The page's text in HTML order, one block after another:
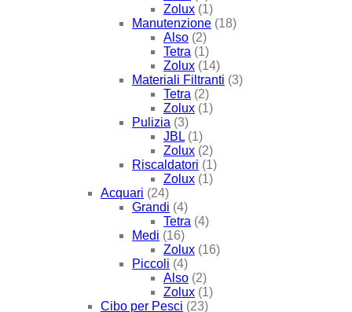
Zolux (1)
Manutenzione (18)
Also (2)
Tetra (1)
Zolux (14)
Materiali Filtranti (3)
Tetra (2)
Zolux (1)
Pulizia (3)
JBL (1)
Zolux (2)
Riscaldatori (1)
Zolux (1)
Acquari (24)
Grandi (4)
Tetra (4)
Medi (16)
Zolux (16)
Piccoli (4)
Also (2)
Zolux (1)
Cibo per Pesci (23)